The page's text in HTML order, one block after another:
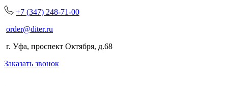
+7 (347) 248-71-00
order@diter.ru
г. Уфа, проспект Октября, д.68
Заказать звонок